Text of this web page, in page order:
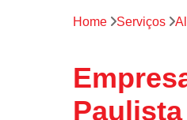
Home Serviços
Paulista